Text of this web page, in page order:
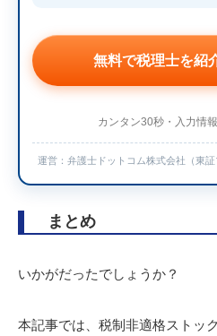
無料で税理士を紹
カンタン30秒・入力情
運営：弁護士ドットコム株式会社（東証
まとめ
いかがだったでしょうか？
本記事では、税制非適格ストッ